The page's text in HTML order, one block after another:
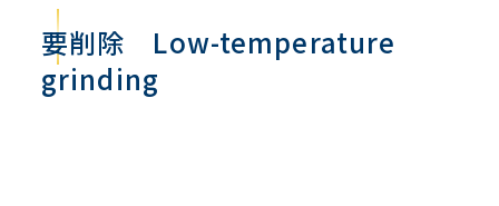
Business
Sustainability
要削除 Low-temperature
grinding